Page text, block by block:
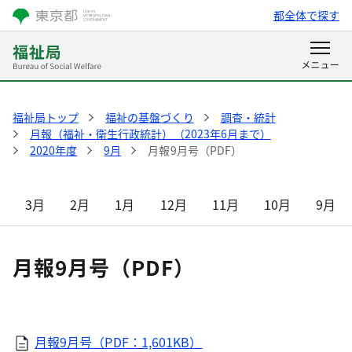
都全体で探す
福祉局トップ 福祉の基盤づくり
調査・統計
月報（福祉・衛生行政統計）（2023年6月まで）
2020年度
9月 月報9月号（PDF）
3月 2月 1月 12月 11月 10月 9月
月報9月号（PDF）
月報9月号（PDF：1,601KB）